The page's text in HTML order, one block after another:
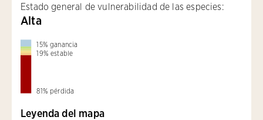
Estado general de vulnerabilidad de las especies:
Alta
15% ganancia
19% estable
81% pérdida
Leyenda del mapa